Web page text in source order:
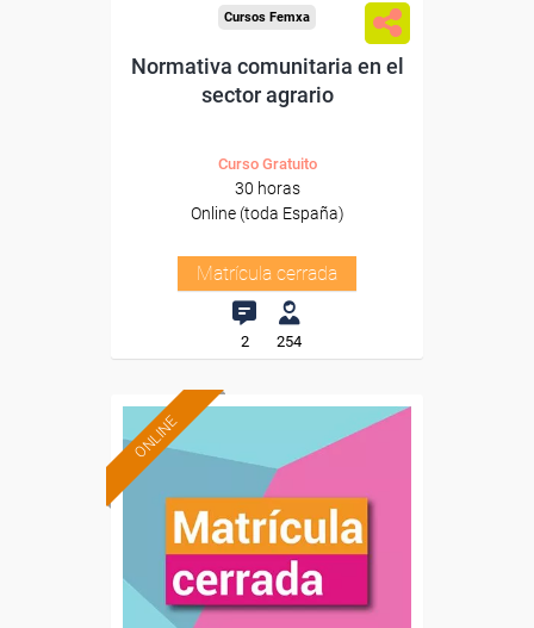
Cursos Femxa
Normativa comunitaria en el
sector agrario
Curso Gratuito
30 horas
Online (toda España)
Matrícula cerrada
2 254
ONLINE